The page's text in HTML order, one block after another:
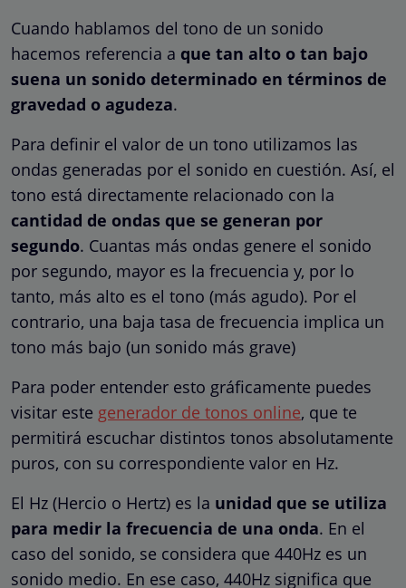
Cuando hablamos del tono de un sonido
hacemos referencia a que tan alto o tan bajo
suena un sonido determinado en términos de
gravedad o agudeza.
Para definir el valor de un tono utilizamos las
ondas generadas por el sonido en cuestión. Así, el
tono está directamente relacionado con la
cantidad de ondas que se generan por
segundo. Cuantas más ondas genere el sonido
por segundo, mayor es la frecuencia y, por lo
tanto, más alto es el tono (más agudo). Por el
contrario, una baja tasa de frecuencia implica un
tono más bajo (un sonido más grave)
Para poder entender esto gráficamente puedes
visitar este generador de tonos online, que te
permitirá escuchar distintos tonos absolutamente
puros, con su correspondiente valor en Hz.
El Hz (Hercio o Hertz) es la unidad que se utiliza
para medir la frecuencia de una onda. En el
caso del sonido, se considera que 440Hz es un
sonido medio. En ese caso, 440Hz significa que